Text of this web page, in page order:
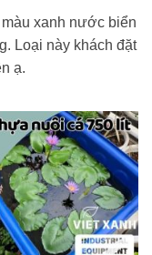
xanh nước biển
Loại này khách đặt
ạ.